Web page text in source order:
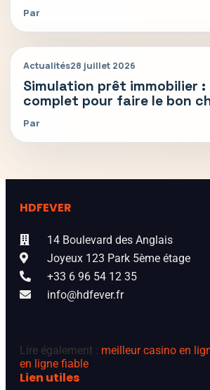
Par
Actualités28 juillet 2026
Simulation prêt immobilier :
complet pour faire le bon
Par
HDFEVER
14 Boulevard des Anglais
Joyeux 123 Park 5ème étage
+33 6 96 54 12 35
info@hdfever.fr
Lire également : meilleur casino en
en ligne fiable
Lien utiles